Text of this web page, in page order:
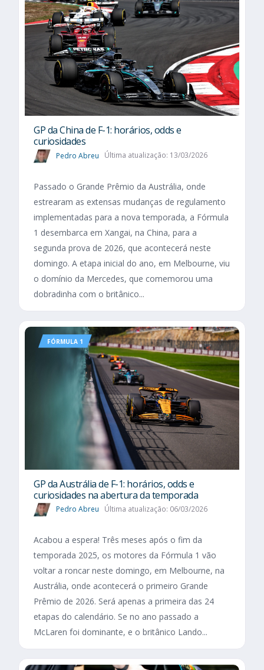
GP da China de F-1: horários, odds e
curiosidades
Pedro Abreu Última atualização: 13/03/2026
Passado o Grande Prêmio da Austrália, onde
estrearam as extensas mudanças de regulamento
implementadas para a nova temporada, a Fórmula
1 desembarca em Xangai, na China, para a
segunda prova de 2026, que acontecerá neste
domingo. A etapa inicial do ano, em Melbourne, viu
o domínio da Mercedes, que comemorou uma
dobradinha com o britânico...
FÓRMULA 1
GP da Austrália de F-1: horários, odds e
curiosidades na abertura da temporada
Pedro Abreu Última atualização: 06/03/2026
Acabou a espera! Três meses após o fim da
temporada 2025, os motores da Fórmula 1 vão
voltar a roncar neste domingo, em Melbourne, na
Austrália, onde acontecerá o primeiro Grande
Prêmio de 2026. Será apenas a primeira das 24
etapas do calendário. Se no ano passado a
McLaren foi dominante, e o britânico Lando...